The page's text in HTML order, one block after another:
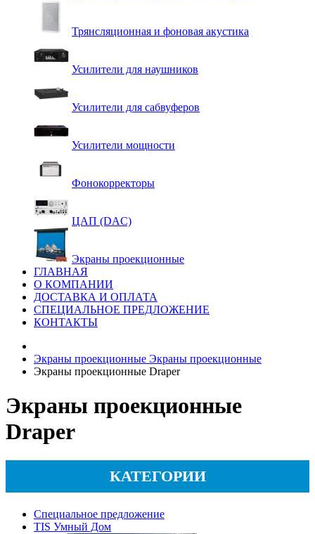
Трянсляционная и фоновая акустика
Усилители для наушников
Усилители для сабвуферов
Усилители мощности
Фонокорректоры
ЦАП (DAC)
Экраны проекционные
ГЛАВНАЯ
О КОМПАНИИ
ДОСТАВКА И ОПЛАТА
СПЕЦИАЛЬНОЕ ПРЕДЛОЖЕНИЕ
КОНТАКТЫ
Экраны проекционные Экраны проекционные
Экраны проекционные Draper
Экраны проекционные
Draper
КАТЕГОРИИ
Специальное предложение
TIS Умный Дом